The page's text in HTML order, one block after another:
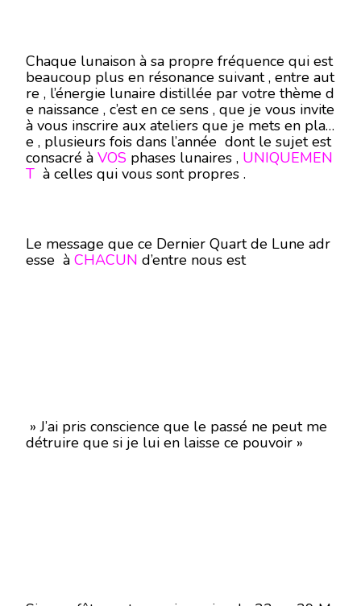
Chaque lunaison à sa propre fréquence qui est
beaucoup plus en résonance suivant , entre aut
re , l’énergie lunaire distillée par votre thème d
e naissance , c’est en ce sens , que je vous invite
à vous inscrire aux ateliers que je mets en plac
e , plusieurs fois dans l’année dont le sujet est
consacré à VOS phases lunaires , UNIQUEMEN
T à celles qui vous sont propres .
Le message que ce Dernier Quart de Lune adr
esse à CHACUN d’entre nous est
» J’ai pris conscience que le passé ne peut me
détruire que si je lui en laisse ce pouvoir »